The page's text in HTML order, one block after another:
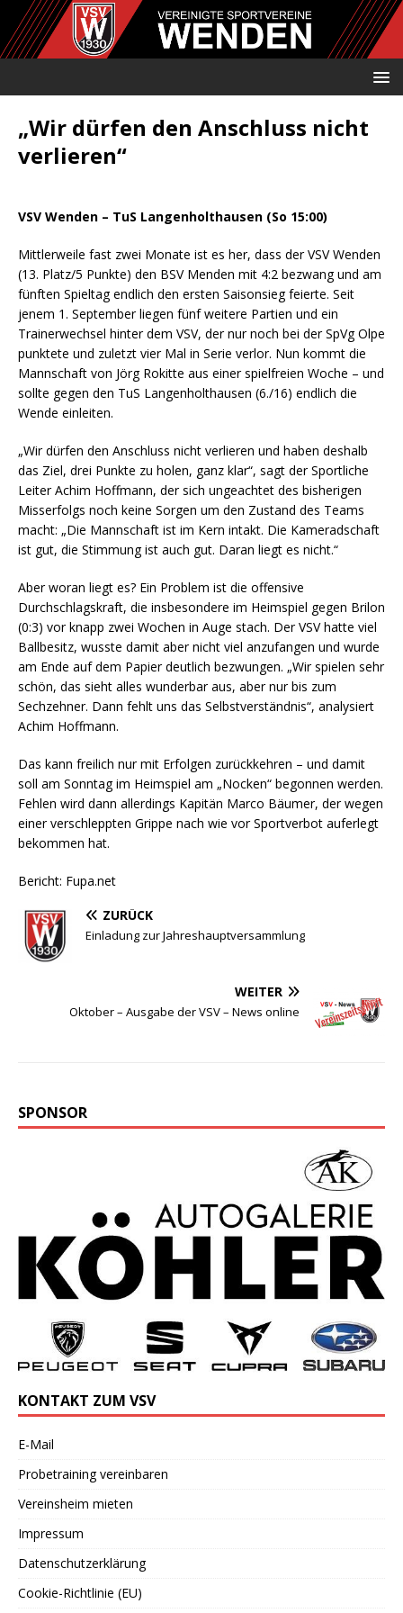
„Wir dürfen den Anschluss nicht
verlieren“
VSV Wenden – TuS Langenholthausen (So 15:00)
Mittlerweile fast zwei Monate ist es her, dass der VSV Wenden
(13. Platz/5 Punkte) den BSV Menden mit 4:2 bezwang und am
fünften Spieltag endlich den ersten Saisonsieg feierte. Seit
jenem 1. September liegen fünf weitere Partien und ein
Trainerwechsel hinter dem VSV, der nur noch bei der SpVg Olpe
punktete und zuletzt vier Mal in Serie verlor. Nun kommt die
Mannschaft von Jörg Rokitte aus einer spielfreien Woche – und
sollte gegen den TuS Langenholthausen (6./16) endlich die
Wende einleiten.
„Wir dürfen den Anschluss nicht verlieren und haben deshalb
das Ziel, drei Punkte zu holen, ganz klar“, sagt der Sportliche
Leiter Achim Hoffmann, der sich ungeachtet des bisherigen
Misserfolgs noch keine Sorgen um den Zustand des Teams
macht: „Die Mannschaft ist im Kern intakt. Die Kameradschaft
ist gut, die Stimmung ist auch gut. Daran liegt es nicht.“
Aber woran liegt es? Ein Problem ist die offensive
Durchschlagskraft, die insbesondere im Heimspiel gegen Brilon
(0:3) vor knapp zwei Wochen in Auge stach. Der VSV hatte viel
Ballbesitz, wusste damit aber nicht viel anzufangen und wurde
am Ende auf dem Papier deutlich bezwungen. „Wir spielen sehr
schön, das sieht alles wunderbar aus, aber nur bis zum
Sechzehner. Dann fehlt uns das Selbstverständnis“, analysiert
Achim Hoffmann.
Das kann freilich nur mit Erfolgen zurückkehren – und damit
soll am Sonntag im Heimspiel am „Nocken“ begonnen werden.
Fehlen wird dann allerdings Kapitän Marco Bäumer, der wegen
einer verschleppten Grippe nach wie vor Sportverbot auferlegt
bekommen hat.
Bericht: Fupa.net
ZURÜCK
Einladung zur Jahreshauptversammlung
WEITER
Oktober – Ausgabe der VSV – News online
SPONSOR
KONTAKT ZUM VSV
E-Mail
Probetraining vereinbaren
Vereinsheim mieten
Impressum
Datenschutzerklärung
Cookie-Richtlinie (EU)